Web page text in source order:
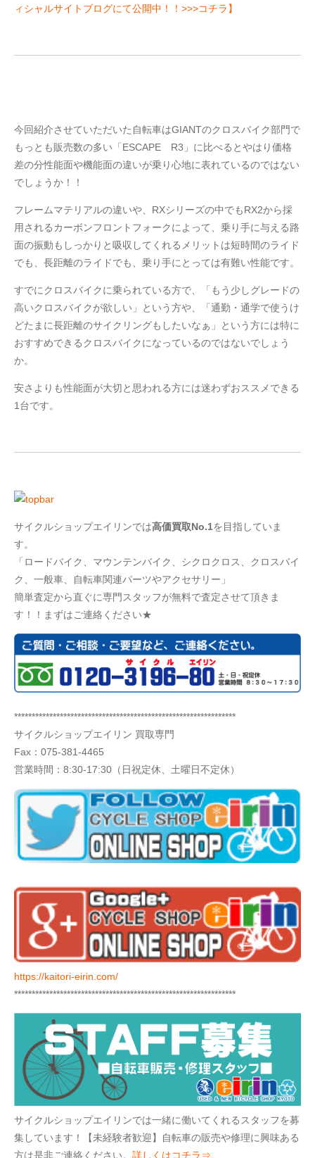
ィシャルサイトブログにて公開中！！>>>コチラ】
今回紹介させていただいた自転車はGIANTのクロスバイク部門で
もっとも販売数の多い「ESCAPE R3」に比べるとやはり価格
差の分性能面や機能面の違いが乗り心地に表れているのではない
でしょうか！！
フレームマテリアルの違いや、RXシリーズの中でもRX2から採
用されるカーボンフロントフォークによって、乗り手に与える路
面の振動もしっかりと吸収してくれるメリットは短時間のライド
でも、長距離のライドでも、乗り手にとっては有難い性能です。
すでにクロスバイクに乗られている方で、「もう少しグレードの
高いクロスバイクが欲しい」という方や、「通勤・通学で使うけ
どたまに長距離のサイクリングもしたいなぁ」という方には特に
おすすめできるクロスバイクになっているのではないでしょう
か。
安さよりも性能面が大切と思われる方には迷わずおススメできる
1台です。
サイクルショップエイリンでは高価買取No.1を目指していま
す。
「ロードバイク、マウンテンバイク、シクロクロス、クロスバイ
ク、一般車、自転車関連パーツやアクセサリー」
簡単査定から直ぐに専門スタッフが無料で査定させて頂きま
す！！まずはご連絡ください★
***************************************************************
サイクルショップエイリン 買取専門
Fax：075-381-4465
営業時間：8:30-17:30（日祝定休、土曜日不定休）
https://kaitori-eirin.com/
***************************************************************
サイクルショップエイリンでは一緒に働いてくれるスタッフを募
集しています！【未経験者歓迎】自転車の販売や修理に興味ある
方は是非ご連絡ください。 詳しくはコチラ⇒